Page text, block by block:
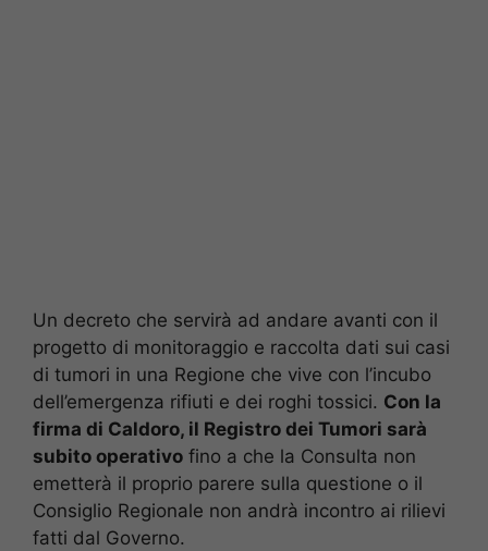
Un decreto che servirà ad andare avanti con il
progetto di monitoraggio e raccolta dati sui casi
di tumori in una Regione che vive con l’incubo
dell’emergenza rifiuti e dei roghi tossici. Con la
firma di Caldoro, il Registro dei Tumori sarà
subito operativo fino a che la Consulta non
emetterà il proprio parere sulla questione o il
Consiglio Regionale non andrà incontro ai rilievi
fatti dal Governo.